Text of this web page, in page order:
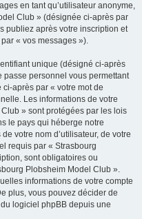
en tant qu’utilisateur anonyme,
Club » (désignée ci-après par
publiez après votre inscription et
« vos messages »).
unique (désigné ci-après
passe personnel vous permettant
après par « votre mot de
Les informations de votre
» sont protégées par les lois
le pays qui héberge notre
votre nom d’utilisateur, de votre
requis par « Strasbourg
sont obligatoires ou
Plobsheim Model Club ».
informations de votre compte
plus, vous pouvez décider de
logiciel phpBB depuis une